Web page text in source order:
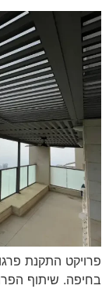
שיתוף